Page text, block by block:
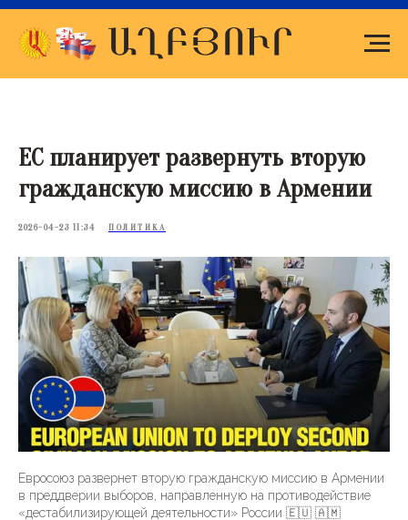
ЕС планирует развернуть вторую
гражданскую миссию в Армении
2026-04-23 11:34 ПОЛИТИКА
Евросоюз развернет вторую гражданскую миссию в Армении
в преддверии выборов, направленную на противодействие
«дестабилизирующей деятельности» России 🇪🇺 🇦🇲